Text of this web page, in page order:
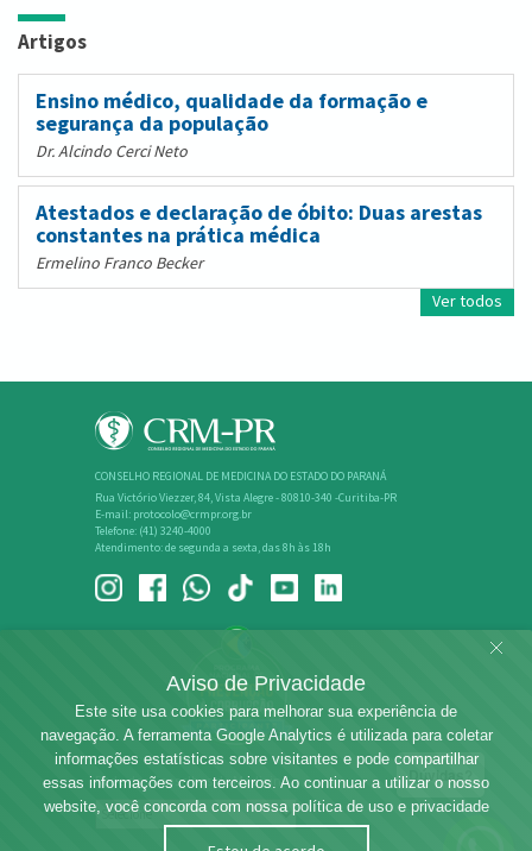
Dúvidas?
Artigos
Ensino médico, qualidade da formação e
segurança da população
Dr. Alcindo Cerci Neto
Atestados e declaração de óbito: Duas arestas
constantes na prática médica
Ermelino Franco Becker
Ver todos
CONSELHO REGIONAL DE MEDICINA DO ESTADO DO PARANÁ
Rua Victório Viezzer, 84, Vista Alegre - 80810-340 -Curitiba-PR
E-mail: protocolo@crmpr.org.br
Telefone: (41) 3240-4000
Atendimento: de segunda a sexta, das 8h às 18h
Rede dos Conselhos de Medicina
Aviso de Privacidade
Este site usa cookies para melhorar sua experiência de
navegação. A ferramenta Google Analytics é utilizada para coletar
informações estatísticas sobre visitantes e pode compartilhar
essas informações com terceiros. Ao continuar a utilizar o nosso
website, você concorda com nossa política de uso e privacidade